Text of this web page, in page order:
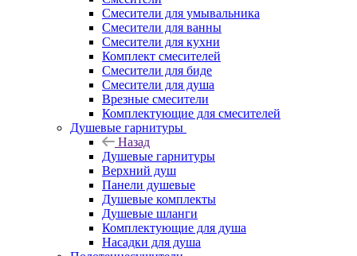
Смесители для умывальника
Смесители для ванны
Смесители для кухни
Комплект смесителей
Смесители для биде
Смесители для душа
Врезные смесители
Комплектующие для смесителей
Душевые гарнитуры
Назад
Душевые гарнитуры
Верхний душ
Панели душевые
Душевые комплекты
Душевые шланги
Комплектующие для душа
Насадки для душа